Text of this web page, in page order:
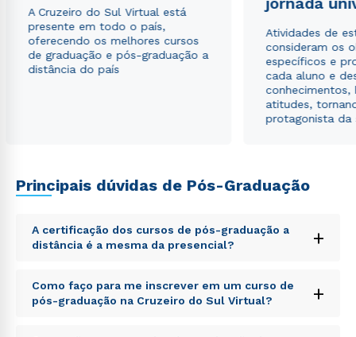
A Cruzeiro do Sul Virtual está
presente em todo o país,
oferecendo os melhores cursos
de graduação e pós-graduação a
distância do país
Atividades de
consideram os
específicos e
cada aluno e
conhecimentos,
atitudes,
protagonista da
Principais dúvidas de Pós-Graduação
A certificação dos cursos de pós-graduação a
distância é a mesma da presencial?
+
Sed ut perspiciatis unde omnis iste natus error sit
voluptatem accusantium doloremque laudantium,
totam rem aperiam, eaque ipsa quae ab illo inventore
Como faço para me inscrever em um curso de
pós-graduação na Cruzeiro do Sul Virtual?
+
envio de conteúdos da Cruzeiro do Sul.